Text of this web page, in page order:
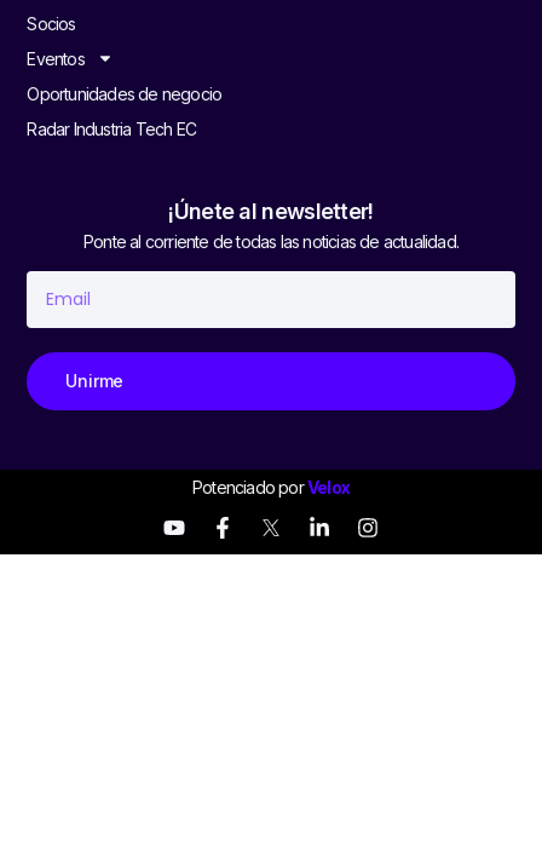
Socios
Eventos
Oportunidades de negocio
Radar Industria Tech EC
¡Únete al newsletter!
Ponte al corriente de todas las noticias de actualidad.
Unirme
Potenciado porVelox